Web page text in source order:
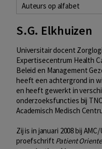
Auteurs op alfabet
S.G. Elkhuizen
Universitair docent
Expertisecentrum Health
Beleid en Management
heeft een achtergrond in
en heeft gewerkt in
onderzoeksfuncties bij
Academisch Medisch
Zij is in januari 2008 bij
proefschrift Patient